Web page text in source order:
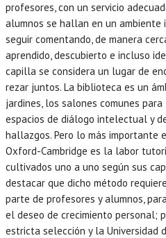
profesores, con un servicio
alumnos se hallan en un
seguir comentando, de manera
aprendido, descubierto e incluso
capilla se considera un lugar de
rezar juntos. La biblioteca es un
jardines, los salones comunes
espacios de diálogo intelectual y
hallazgos. Pero lo más importante
Oxford-Cambridge es la labor
cultivados uno a uno según sus
destacar que dicho método
parte de profesores y alumnos,
el deseo de crecimiento personal;
estricta selección y la Universidad